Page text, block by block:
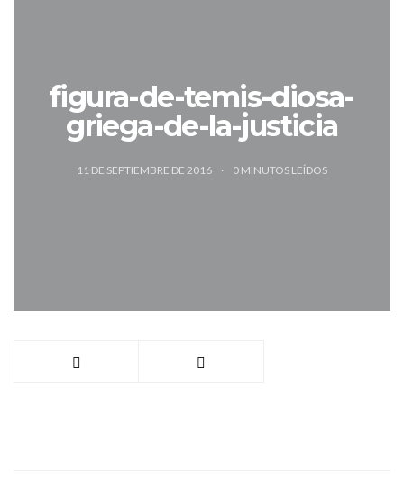
figura-de-temis-diosa-
griega-de-la-justicia
11 DE SEPTIEMBRE DE 2016 0 MINUTOS LEÍDOS